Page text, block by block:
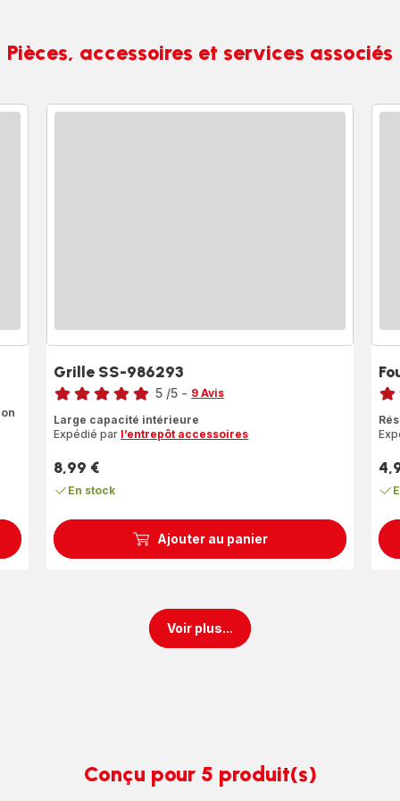
Pièces, accessoires et services associés
Ajouter au panier
Grille SS-986293
Note
5
étoiles
(moyenne)
5 /5 - 9 Avis
Large capacité intérieure
Expédié par l’entrepôt accessoires
Prix
8,99 €
En stock
Note
5
Prix
Voir plus...
Conçu pour 5 produit(s)